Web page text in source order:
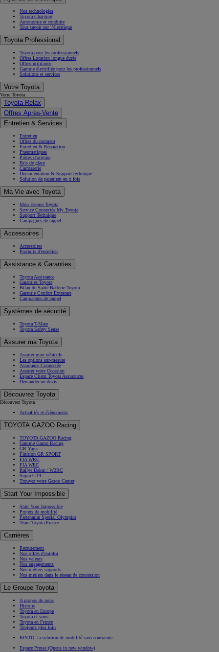
Nos technologies
Toyota Charging
Autonomie et conduite
Tout savoir sur l’électrique
Toyota Professional
Toyota pour les professionnels
Offres Location longue durée
Offres utilitaires
Gamme électrifiée pour les professionnels
Solutions et services
Votre Toyota
Votre Toyota
Toyota Relax
Offres Après-Vente
Entretien & Services
Entretien
Offres du moment
Entretien & Réparation
Pneumatiques
Pièces d'origine
Bris de glace
Carrosserie
Documentation & Support technique
Solution de paiement en x fois
Ma Vie avec Toyota
Mon Espace Toyota
Service Connectés My Toyota
Support Technique
Campagnes de rappel
Accessoires
Accessoires
Produits d'entretien
Assistance & Garanties
Toyota Assistance
Garanties Toyota
Bilan de Santé Batterie Toyota
Garantie Confort Extracare
Campagnes de rappel
Systèmes de sécurité
Toyota T-Mate
Toyota Safety Sense
Assurer ma Toyota
Assurer mon véhicule
Les options sur-mesure
Assurance Connectée
Assurer votre Occasion
Espace Client Toyota Assurances
Demander un devis
Découvrez Toyota
Découvrez Toyota
Actualités et évènements
TOYOTA GAZOO Racing
TOYOTA GAZOO Racing
Gamme Gazoo Racing
GR Yaris
Finition GR SPORT
FIA WRC
FIA WEC
Rallye Dakar / W2RC
Supra GT4
Trouvez votre Gazoo Center
Start Your Impossible
Start Your Impossible
Projets de mobilité
Partenariat Special Olympics
Team Toyota France
Carrières
Recrutement
Nos offres d'emploi
Nos valeurs
Nos engagements
Nos métiers supports
Nos métiers dans le réseau de concession
Le Groupe Toyota
A propos de nous
Histoire
Toyota en Europe
Toyota et vous
Toyota en France
Toujours plus loin
KINTO, la solution de mobilité sans contrainte
Espace Presse (Opens in new window)